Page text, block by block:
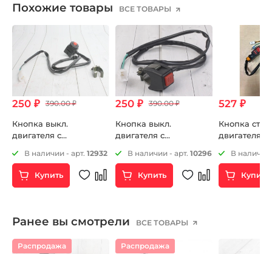
Похожие товары ВСЕ ТОВАРЫ
250 ₽ 390.00 ₽
Кнопка выкл.
двигателя с
круглая
В наличии - арт. 12932
Купить
250 ₽ 390.00 ₽
Кнопка выкл.
двигателя с
квадратная
В наличии - арт. 10296
Купить
527 ₽
Кнопка
двигателя
В наличии
Купить
Ранее вы смотрели ВСЕ ТОВАРЫ
Распродажа Распродажа